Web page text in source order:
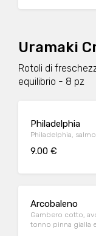
Uramaki
Rotoli di
equilibrio - 8 pz
Philadelphia
Philadelphia,
9.00 €
Arcobaleno
Gambero cotto,
tonno pinna gialla